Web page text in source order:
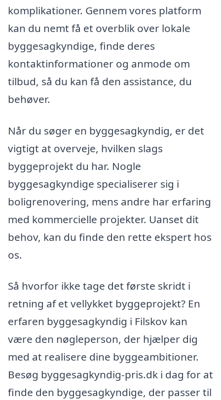
komplikationer. Gennem vores platform
kan du nemt få et overblik over lokale
byggesagkyndige, finde deres
kontaktinformationer og anmode om
tilbud, så du kan få den assistance, du
behøver.
Når du søger en byggesagkyndig, er det
vigtigt at overveje, hvilken slags
byggeprojekt du har. Nogle
byggesagkyndige specialiserer sig i
boligrenovering, mens andre har erfaring
med kommercielle projekter. Uanset dit
behov, kan du finde den rette ekspert hos
os.
Så hvorfor ikke tage det første skridt i
retning af et vellykket byggeprojekt? En
erfaren byggesagkyndig i Filskov kan
være den nøgleperson, der hjælper dig
med at realisere dine byggeambitioner.
Besøg byggesagkyndig-pris.dk i dag for at
finde den byggesagkyndige, der passer til